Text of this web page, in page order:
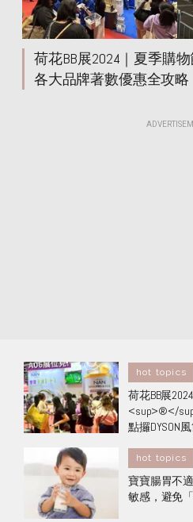
荷花BB展2024｜夏季購
各大品牌著數優惠全攻略
hot topics
荷花BB展
<sup>®</
點攞DYSON
hot topics
寶寶腸胃不
敏感，避免